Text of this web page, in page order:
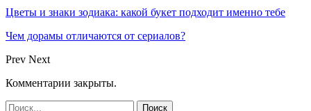
Цветы и знаки зодиака: какой букет подходит именно тебе
Чем дорамы отличаются от сериалов?
Prev Next
Комментарии закрыты.